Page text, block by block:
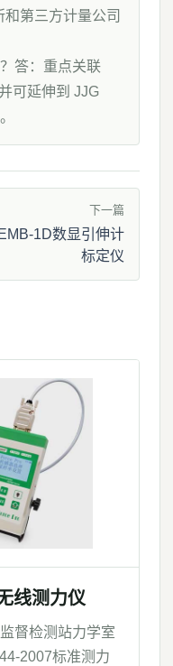
第三方计量公司
答：重点关联
可延伸到 JJG
下一篇
EMB-1D数显引伸计
标定仪
线测力仪
督检测站力学室
2007标准测力